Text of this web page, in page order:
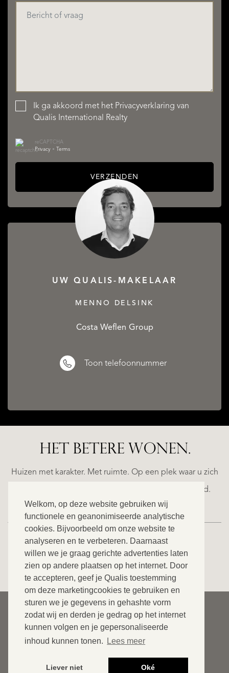
Welkom, op deze website gebruiken wij
functionele en geanonimiseerde analytische
cookies. Bijvoorbeeld om onze website te
analyseren en te verbeteren. Daarnaast
willen we je graag gerichte advertenties laten
zien op andere plaatsen op het internet. Door
te accepteren, geef je Qualis toestemming
om deze marketingcookies te gebruiken en
sturen we je gegevens in gehashte vorm
zodat wij en derden je gedrag op het internet
kunnen volgen en je gepersonaliseerde
inhoud kunnen tonen.
Lees meer
Liever niet Oké
Ik ga akkoord met het Privacyverklaring van
Qualis International Realty
reCAPTCHA
Privacy • Terms
VERZENDEN
UW QUALIS-MAKELAAR
MENNO DELSINK
Costa Weflen Group
Toon telefoonnummer
HET BETERE WONEN.
Huizen met karakter. Met ruimte. Op een plek waar u zich
helemaal thuis voelt. Ontdek ons exclusieve aanbod.
ALICANTE
RUAYA
BEKIJK ONS VOLLEDIGE AANBOD
© 2026 Qualis International Realty
Disclaimer
Cookies